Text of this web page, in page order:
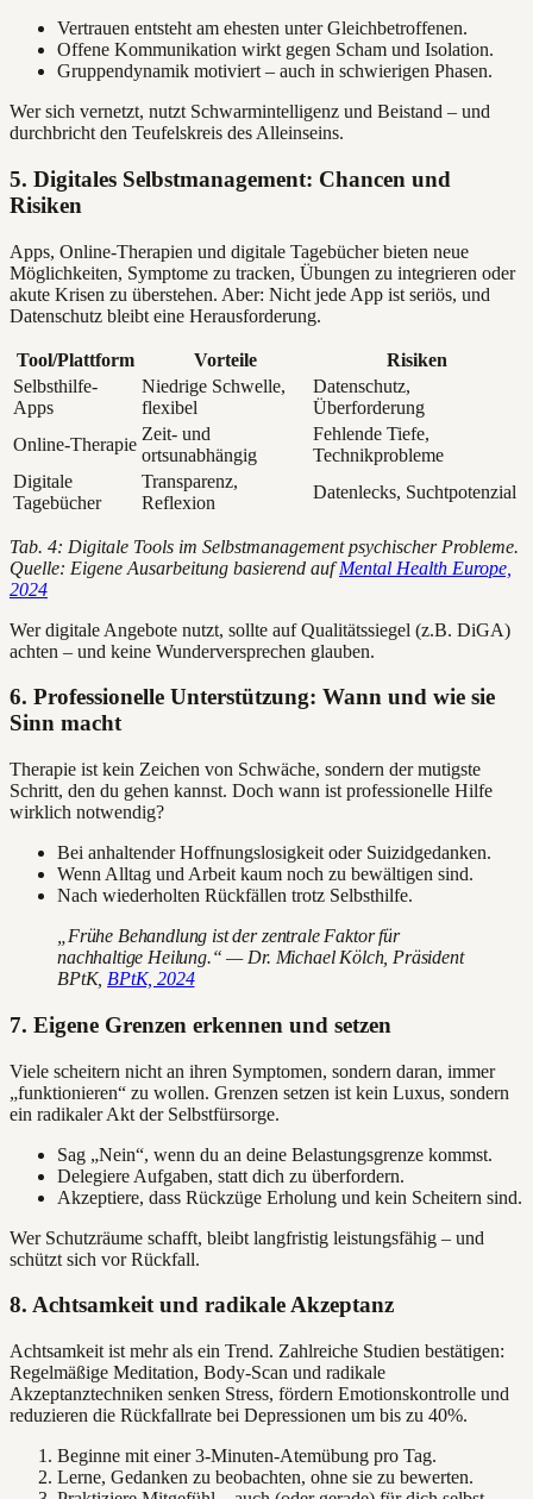
Vertrauen entsteht am ehesten unter Gleichbetroffenen.
Offene Kommunikation wirkt gegen Scham und Isolation.
Gruppendynamik motiviert – auch in schwierigen Phasen.
Wer sich vernetzt, nutzt Schwarmintelligenz und Beistand – und
durchbricht den Teufelskreis des Alleinseins.
5. Digitales Selbstmanagement: Chancen und
Risiken
Apps, Online-Therapien und digitale Tagebücher bieten neue
Möglichkeiten, Symptome zu tracken, Übungen zu integrieren oder
akute Krisen zu überstehen. Aber: Nicht jede App ist seriös, und
Datenschutz bleibt eine Herausforderung.
Tool/Plattform Vorteile
Risiken
Selbsthilfe-
Apps
Niedrige Schwelle,
flexibel
Datenschutz,
Überforderung
Online-Therapie
Zeit- und
ortsunabhängig
Fehlende Tiefe,
Technikprobleme
Digitale
Tagebücher
Transparenz,
Reflexion
Datenlecks, Suchtpotenzial
Tab. 4: Digitale Tools im Selbstmanagement psychischer Probleme.
Quelle: Eigene Ausarbeitung basierend aufMental Health Europe,
2024
Wer digitale Angebote nutzt, sollte auf Qualitätssiegel (z.B. DiGA)
achten – und keine Wunderversprechen glauben.
6. Professionelle Unterstützung: Wann und wie sie
Sinn macht
Therapie ist kein Zeichen von Schwäche, sondern der mutigste
Schritt, den du gehen kannst. Doch wann ist professionelle Hilfe
wirklich notwendig?
Bei anhaltender Hoffnungslosigkeit oder Suizidgedanken.
Wenn Alltag und Arbeit kaum noch zu bewältigen sind.
Nach wiederholten Rückfällen trotz Selbsthilfe.
„Frühe Behandlung ist der zentrale Faktor für
nachhaltige Heilung.“ — Dr. Michael Kölch, Präsident
BPtK, BPtK, 2024
7. Eigene Grenzen erkennen und setzen
Viele scheitern nicht an ihren Symptomen, sondern daran, immer
„funktionieren“ zu wollen. Grenzen setzen ist kein Luxus, sondern
ein radikaler Akt der Selbstfürsorge.
Sag „Nein“, wenn du an deine Belastungsgrenze kommst.
Delegiere Aufgaben, statt dich zu überfordern.
Akzeptiere, dass Rückzüge Erholung und kein Scheitern sind.
Wer Schutzräume schafft, bleibt langfristig leistungsfähig – und
schützt sich vor Rückfall.
8. Achtsamkeit und radikale Akzeptanz
Achtsamkeit ist mehr als ein Trend. Zahlreiche Studien bestätigen:
Regelmäßige Meditation, Body-Scan und radikale
Akzeptanztechniken senken Stress, fördern Emotionskontrolle und
reduzieren die Rückfallrate bei Depressionen um bis zu 40%.
Beginne mit einer 3-Minuten-Atemübung pro Tag.
Lerne, Gedanken zu beobachten, ohne sie zu bewerten.